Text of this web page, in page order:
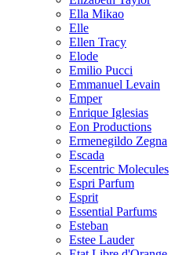
Ella Mikao
Elle
Ellen Tracy
Elode
Emilio Pucci
Emmanuel Levain
Emper
Enrique Iglesias
Eon Productions
Ermenegildo Zegna
Escada
Escentric Molecules
Espri Parfum
Esprit
Essential Parfums
Esteban
Estee Lauder